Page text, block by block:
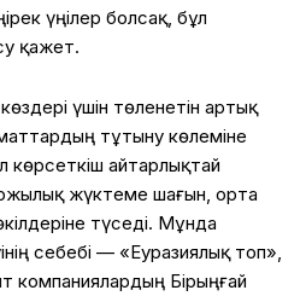
үңілер болсақ, бұл
қажет.
үшін төленетін артық
тұтыну көлеміне
көрсеткіш айтарлықтай
жүктеме шағын, орта
түседі. Мұнда
себебі — «Еуразиялық топ»,
компаниялардың Бірыңғай